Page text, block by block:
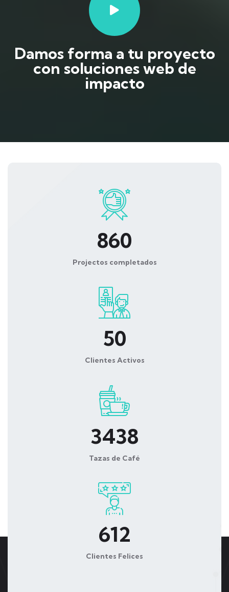
Damos forma a tu proyecto
con soluciones web de
impacto
860
Projectos completados
50
Clientes Activos
3438
Tazas de Café
612
Clientes Felices